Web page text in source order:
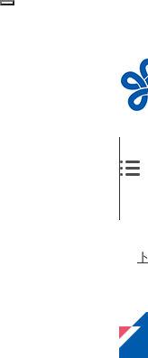
ペ
本
文